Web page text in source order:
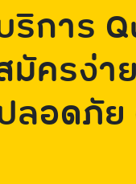
ริการ
มัครง่าย
ดภัย ตอบ
ไตล์ลูก